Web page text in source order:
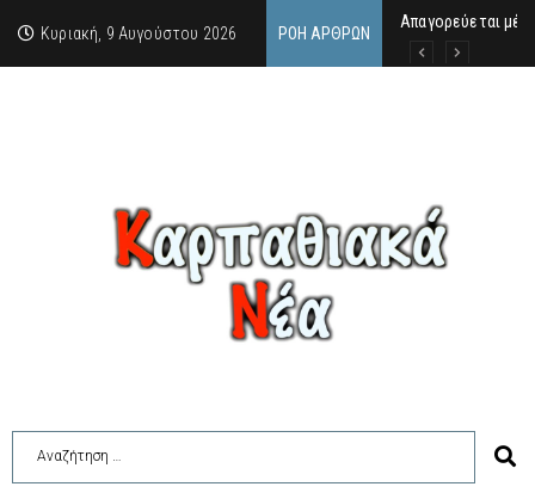
Κυριακή, 9 Αυγούστου 2026 ΡΟΉ ΆΡΘΡΩΝ
Απαγορεύεται
ΙΜΜΑΚΟΛΑΤΑ: 300
9 Αυγούστου 2026: